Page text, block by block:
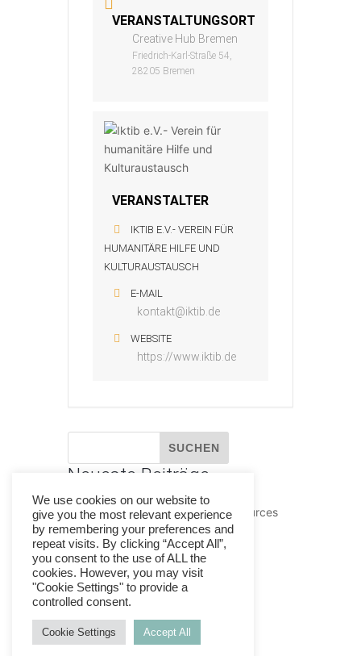
VERANSTALTUNGSORT
Creative Hub Bremen
Friedrich-Karl-Straße 54,
28205 Bremen
VERANSTALTER
IKTIB E.V.- VEREIN FÜR
HUMANITÄRE HILFE UND
KULTURAUSTAUSCH
E-MAIL
kontakt@iktib.de
WEBSITE
https://www.iktib.de
Neueste Beiträge
Netzwerktreffen im House of Resources
HoR Rückblick 2025
House of Resources beim DSEE
transform_d Summit in Berlin
HoR Rückblick 2024
HoR Rückblick 2023
We use cookies on our website to
give you the most relevant experience
by remembering your preferences and
repeat visits. By clicking “Accept All”,
you consent to the use of ALL the
cookies. However, you may visit
"Cookie Settings" to provide a
controlled consent.
Cookie Settings Accept All